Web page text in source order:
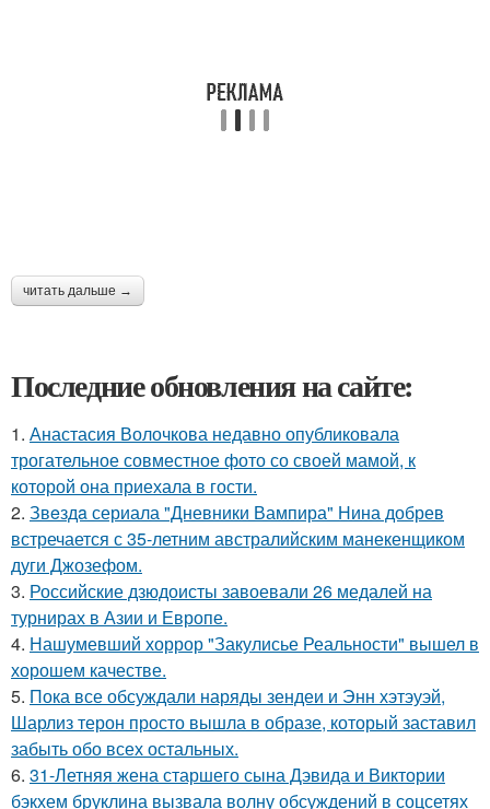
читать дальше →
Последние обновления на сайте:
1. Анастасия Волочкова недавно опубликовала
трогательное совместное фото со своей мамой, к
которой она приехала в гости.
2. Звeздa сериала "Дневники Вампира" Нина добрев
встречается с 35-летним австралийским манекенщиком
дуги Джозефом.
3. Российские дзюдоисты завоевали 26 медалей на
турнирах в Азии и Европе.
4. Нашумевший хоррор "Закулисье Реальности" вышел в
хорошем качестве.
5. Пока все обсуждали наряды зендеи и Энн хэтэуэй,
Шарлиз терон просто вышла в образе, который заставил
забыть обо всех остальных.
6. 31-Летняя жена старшего сына Дэвида и Виктории
бэкхем бруклина вызвала волну обсуждений в соцсетях